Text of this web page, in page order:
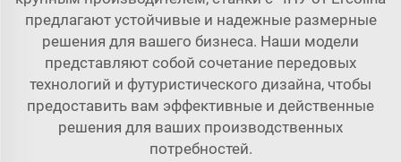
предлагают устойчивые и надежные размерные
решения для вашего бизнеса. Наши модели
представляют собой сочетание передовых
технологий и футуристического дизайна, чтобы
предоставить вам эффективные и действенные
решения для ваших производственных
потребностей.